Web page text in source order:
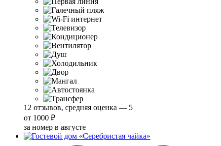
12 отзывов, средняя оценка — 5
от 1000 ₽
за номер в августе